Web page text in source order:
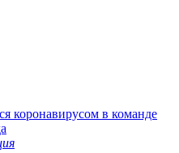
коронавирусом в команде